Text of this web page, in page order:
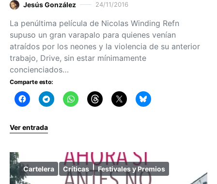
Jesús González 24/11/2016
La penúltima película de Nicolas Winding Refn
supuso un gran varapalo para quienes venían
atraídos por los neones y la violencia de su anterior
trabajo, Drive, sin estar mínimamente
concienciados…
Comparte esto:
Ver entrada
Cartelera Críticas Festivales y Premios